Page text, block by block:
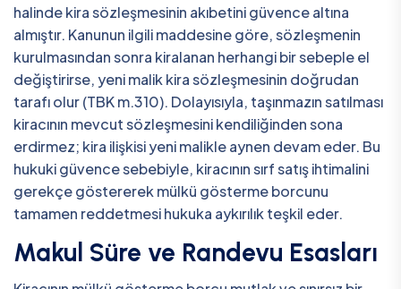
halinde kira sözleşmesinin akıbetini güvence altına
almıştır. Kanunun ilgili maddesine göre, sözleşmenin
kurulmasından sonra kiralanan herhangi bir sebeple el
değiştirirse, yeni malik kira sözleşmesinin doğrudan
tarafı olur (TBK m.310). Dolayısıyla, taşınmazın satılması
kiracının mevcut sözleşmesini kendiliğinden sona
erdirmez; kira ilişkisi yeni malikle aynen devam eder. Bu
hukuki güvence sebebiyle, kiracının sırf satış ihtimalini
gerekçe göstererek mülkü gösterme borcunu
tamamen reddetmesi hukuka aykırılık teşkil eder.
Makul Süre ve Randevu Esasları